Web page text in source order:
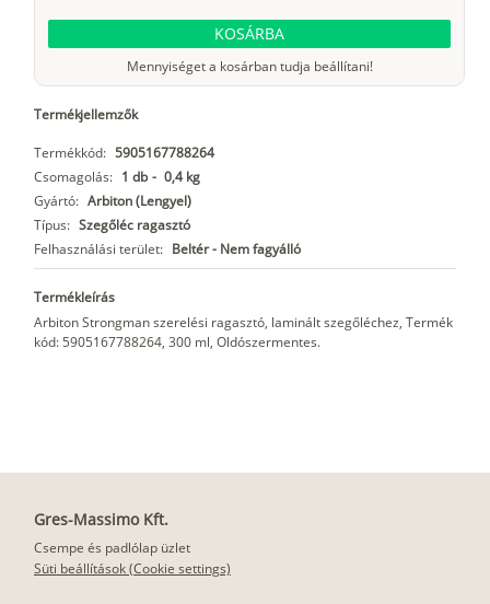
KOSÁRBA
Mennyiséget a kosárban tudja beállítani!
Termékjellemzők
Termékkód: 5905167788264
Csomagolás: 1 db - 0,4 kg
Gyártó: Arbiton (Lengyel)
Típus: Szegőléc ragasztó
Felhasználási terület: Beltér - Nem fagyálló
Termékleírás
Arbiton Strongman szerelési ragasztó, laminált szegőléchez, Termék
kód: 5905167788264, 300 ml, Oldószermentes.
Gres-Massimo Kft.
Csempe és padlólap üzlet
Süti beállítások (Cookie settings)